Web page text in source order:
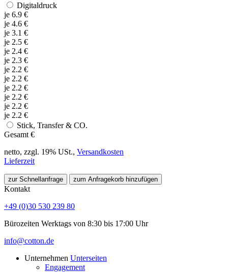
Digitaldruck
je 6.9 €
je 4.6 €
je 3.1 €
je 2.5 €
je 2.4 €
je 2.3 €
je 2.2 €
je 2.2 €
je 2.2 €
je 2.2 €
je 2.2 €
je 2.2 €
Stick, Transfer & CO.
Gesamt €
netto, zzgl. 19% USt., Versandkosten
Lieferzeit
zur Schnellanfrage zum Anfragekorb hinzufügen
Kontakt
+49 (0)30 530 239 80
Bürozeiten Werktags von 8:30 bis 17:00 Uhr
info@cotton.de
Unternehmen Unterseiten
Engagement